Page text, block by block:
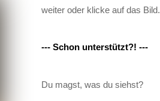
weiter oder klicke auf das Bild.
--- Schon unterstützt?! ---
Du magst, was du siehst?